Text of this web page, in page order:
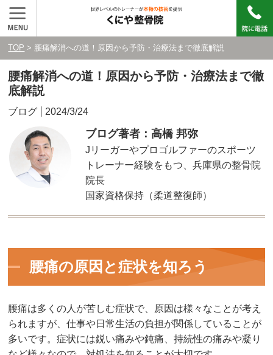
TOP > 腰痛解消への道！原因から予防・治療法まで徹底解説
腰痛解消への道！原因から予防・治療法まで徹
底解説
ブログ 2024/3/24
ブログ著者：高橋 邦弥
Jリーガーやプロゴルファーのスポーツ
トレーナー経験をもつ、兵庫県の整骨院
院長
国家資格保持（柔道整復師）
腰痛の原因と症状を知ろう
腰痛は多くの人が苦しむ症状で、原因は様々なことが考え
られますが、仕事や日常生活の負担が関係していることが
多いです。症状には鋭い痛みや鈍痛、持続性の痛みや凝り